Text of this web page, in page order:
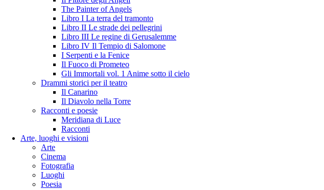
The Painter of Angels
Libro I La terra del tramonto
Libro II Le strade dei pellegrini
Libro III Le regine di Gerusalemme
Libro IV Il Tempio di Salomone
I Serpenti e la Fenice
Il Fuoco di Prometeo
Gli Immortali vol. 1 Anime sotto il cielo
Drammi storici per il teatro
Il Canarino
Il Diavolo nella Torre
Racconti e poesie
Meridiana di Luce
Racconti
Arte, luoghi e visioni
Arte
Cinema
Fotografia
Luoghi
Poesia